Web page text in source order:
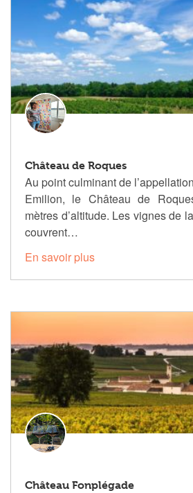
Château de Roques
Au point culminant de
Emilion, le Château de
mètres d’altitude. Les vignes de
couvrent…
En savoir plus
Château Fonplégade